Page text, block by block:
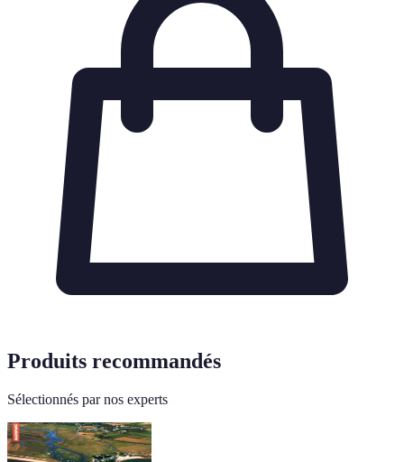
Produits recommandés
Sélectionnés par nos experts